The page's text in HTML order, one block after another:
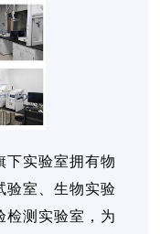
下实验室拥有物
验室、生物实验
检测实验室，为